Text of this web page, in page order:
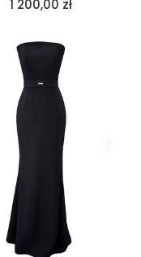
1 200,00 zł